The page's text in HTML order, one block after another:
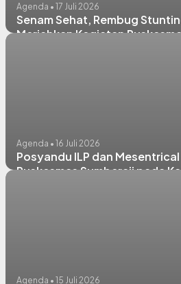
Agenda • 17 Juli 2026
Senam Sehat, Rembug
Meriahkan Kegiatan
Agenda • 16 Juli 2026
Posyandu ILP dan
Puskesmas Sumberaji pada
Agenda • 15 Juli 2026